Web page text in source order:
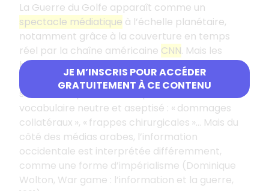
JE M’INSCRIS POUR ACCÉDER
GRATUITEMENT À CE CONTENU
La Guerre du Golfe apparaît comme un
spectacle médiatique à l’échelle planétaire,
notamment grâce à la couverture en temps
réel par la chaîne américaine CNN. Mais les
bombardements sont filmés de nuit et de très
loin, donnant une vision aseptisée d’une guerre
sans morts, passant aussi par l’utilisation d’un
vocabulaire neutre et aseptisé : « dommages
collatéraux », « frappes chirurgicales »… Mais du
côté des médias arabes, l’information
occidentale est interprétée différemment,
comme une forme d’impérialisme (Dominique
Wolton, War game : l’information et la guerre,